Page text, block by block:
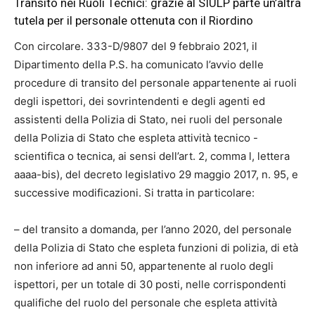
tutela per il personale ottenuta con il Riordino
Con circolare. 333-D/9807 del 9 febbraio 2021, il
Dipartimento della P.S. ha comunicato l’avvio delle
procedure di transito del personale appartenente ai ruoli
degli ispettori, dei sovrintendenti e degli agenti ed
assistenti della Polizia di Stato, nei ruoli del personale
della Polizia di Stato che espleta attività tecnico -
scientifica o tecnica, ai sensi dell’art. 2, comma l, lettera
aaaa-bis), del decreto legislativo 29 maggio 2017, n. 95, e
successive modificazioni. Si tratta in particolare:
– del transito a domanda, per l’anno 2020, del personale
della Polizia di Stato che espleta funzioni di polizia, di età
non inferiore ad anni 50, appartenente al ruolo degli
ispettori, per un totale di 30 posti, nelle corrispondenti
qualifiche del ruolo del personale che espleta attività